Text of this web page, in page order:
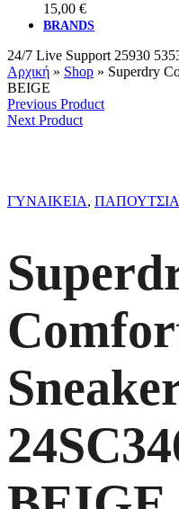
15,00 €
BRANDS
24/7 Live Support 25930
Αρχική » Shop » Superdry
BEIGE
Previous Product
Next Product
ΓΥΝΑΙΚΕΙΑ, ΠΑΠΟΥΤΣΙΑ